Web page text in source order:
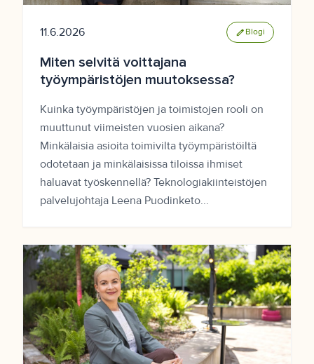
11.6.2026 edit Blogi
Miten selvitä voittajana
työympäristöjen muutoksessa?
Kuinka työympäristöjen ja toimistojen rooli on
muuttunut viimeisten vuosien aikana?
Minkälaisia asioita toimivilta työympäristöiltä
odotetaan ja minkälaisissa tiloissa ihmiset
haluavat työskennellä? Teknologiakiinteistöjen
palvelujohtaja Leena Puodinketo...